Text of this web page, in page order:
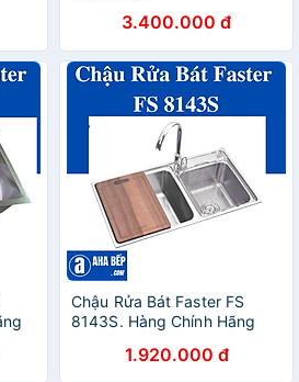
3.400.000 đ
Chậu Rửa Bát Faster FS
8143S. Hàng Chính Hãng
1.920.000 đ